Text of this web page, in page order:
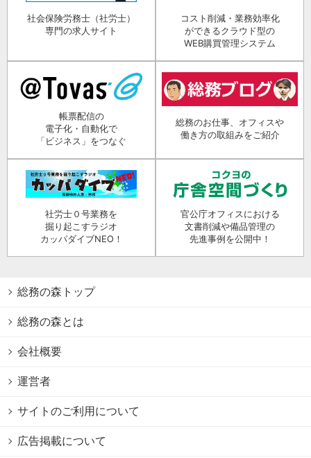
社会保険労務士（社労士）
専門の求人サイト
コスト削減・業務効率化
ができるクラウド型の
WEB購買管理システム
帳票配信の
電子化・自動化で
「ビジネス」をつなぐ
総務のお仕事、オフィスや
働き方の取組みをご紹介
社労士０号業務を
掘り起こすラジオ
カッパダイブNEO！
官公庁オフィスにおける
文書削減や備品管理の
先進事例を公開中！
総務の森トップ
総務の森とは
会社概要
運営者
サイトのご利用について
広告掲載について